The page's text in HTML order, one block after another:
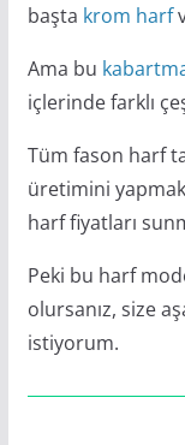
başta krom harf
Ama bu
içlerinde farklı
Tüm fason harf
üretimini
harf fiyatları
Peki bu harf
olursanız, size
istiyorum.